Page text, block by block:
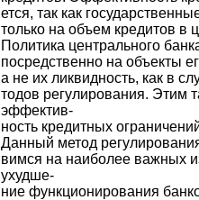
ется, так как
только на объем кредитов в
Политика центрального
посредственно на объекты
а не их ликвидность, как в
тодов регулирования. Этим
эффектив-
ность кредитных
Данный метод
вимся на наиболее важных
ухудше-
ние функционирования